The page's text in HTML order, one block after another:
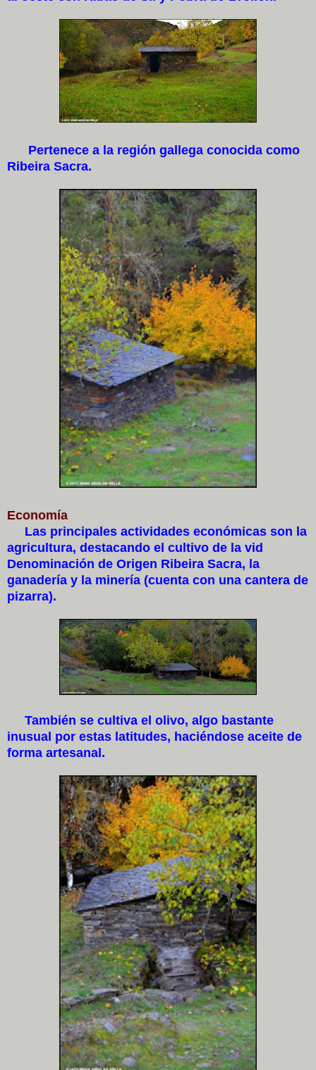
Pertenece a la región gallega conocida como
Ribeira Sacra.
Economía
Las principales actividades económicas son la
agricultura, destacando el cultivo de la vid
Denominación de Origen Ribeira Sacra, la
ganadería y la minería (cuenta con una cantera de
pizarra).
También se cultiva el olivo, algo bastante
inusual por estas latitudes, haciéndose aceite de
forma artesanal.